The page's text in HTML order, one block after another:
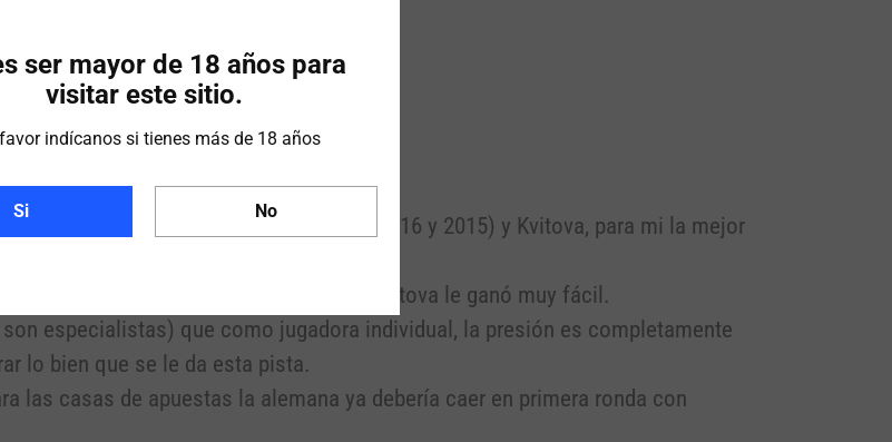
ser mayor de 18 años para
visitar este sitio.
indícanos si tienes más de 18 años
Si No
ronda entre Kerber (ganadora en 2016 y 2015) y Kvitova, para mi la mejor
Cup este fin de semana y la propia Kvitova le ganó muy fácil.
especialistas) que como jugadora individual, la presión es completamente
lo bien que se le da esta pista.
las casas de apuestas la alemana ya debería caer en primera ronda con